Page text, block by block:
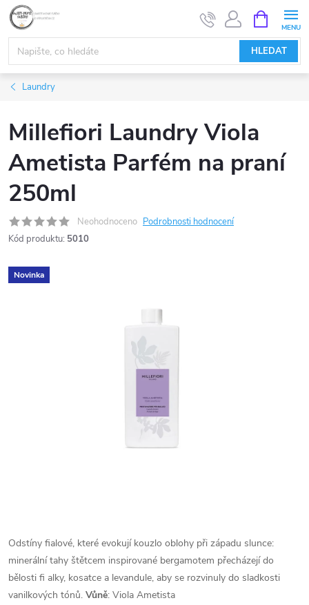
Přejít
obsah
HLEDAT
NÁKUPNÍ
KOŠÍK
Laundry
Millefiori Laundry Viola
Ametista Parfém na praní
250ml
Neohodnoceno Podrobnosti hodnocení
Kód produktu: 5010
Novinka
Odstíny fialové, které evokují kouzlo oblohy při západu slunce:
minerální tahy štětcem inspirované bergamotem přecházejí do
bělosti fi alky, kosatce a levandule, aby se rozvinuly do sladkosti
vanilkových tónů. Vůně: Viola Ametista